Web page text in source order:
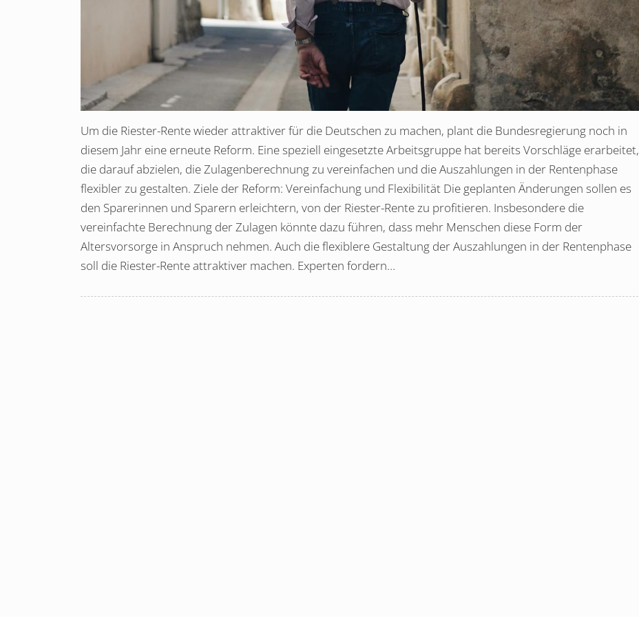
Um die Riester-Rente wieder attraktiver für die Deutschen zu machen, plant die Bundesregierung noch in
diesem Jahr eine erneute Reform. Eine speziell eingesetzte Arbeitsgruppe hat bereits Vorschläge erarbeitet,
die darauf abzielen, die Zulagenberechnung zu vereinfachen und die Auszahlungen in der Rentenphase
flexibler zu gestalten. Ziele der Reform: Vereinfachung und Flexibilität Die geplanten Änderungen sollen es
den Sparerinnen und Sparern erleichtern, von der Riester-Rente zu profitieren. Insbesondere die
vereinfachte Berechnung der Zulagen könnte dazu führen, dass mehr Menschen diese Form der
Altersvorsorge in Anspruch nehmen. Auch die flexiblere Gestaltung der Auszahlungen in der Rentenphase
soll die Riester-Rente attraktiver machen. Experten fordern…